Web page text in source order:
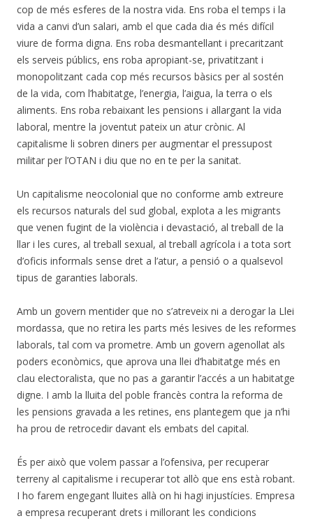
cop de més esferes de la nostra vida. Ens roba el temps i la
vida a canvi d’un salari, amb el que cada dia és més difícil
viure de forma digna. Ens roba desmantellant i precaritzant
els serveis públics, ens roba apropiant-se, privatitzant i
monopolitzant cada cop més recursos bàsics per al sostén
de la vida, com l’habitatge, l’energia, l’aigua, la terra o els
aliments. Ens roba rebaixant les pensions i allargant la vida
laboral, mentre la joventut pateix un atur crònic. Al
capitalisme li sobren diners per augmentar el pressupost
militar per l’OTAN i diu que no en te per la sanitat.
Un capitalisme neocolonial que no conforme amb extreure
els recursos naturals del sud global, explota a les migrants
que venen fugint de la violència i devastació, al treball de la
llar i les cures, al treball sexual, al treball agrícola i a tota sort
d’oficis informals sense dret a l’atur, a pensió o a qualsevol
tipus de garanties laborals.
Amb un govern mentider que no s’atreveix ni a derogar la Llei
mordassa, que no retira les parts més lesives de les reformes
laborals, tal com va prometre. Amb un govern agenollat als
poders econòmics, que aprova una llei d’habitatge més en
clau electoralista, que no pas a garantir l’accés a un habitatge
digne. I amb la lluita del poble francès contra la reforma de
les pensions gravada a les retines, ens plantegem que ja n’hi
ha prou de retrocedir davant els embats del capital.
És per això que volem passar a l’ofensiva, per recuperar
terreny al capitalisme i recuperar tot allò que ens està robant.
I ho farem engegant lluites allà on hi hagi injustícies. Empresa
a empresa recuperant drets i millorant les condicions